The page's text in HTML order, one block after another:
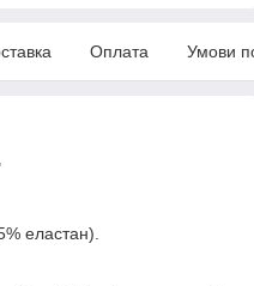
Оплата Умови
еластан).